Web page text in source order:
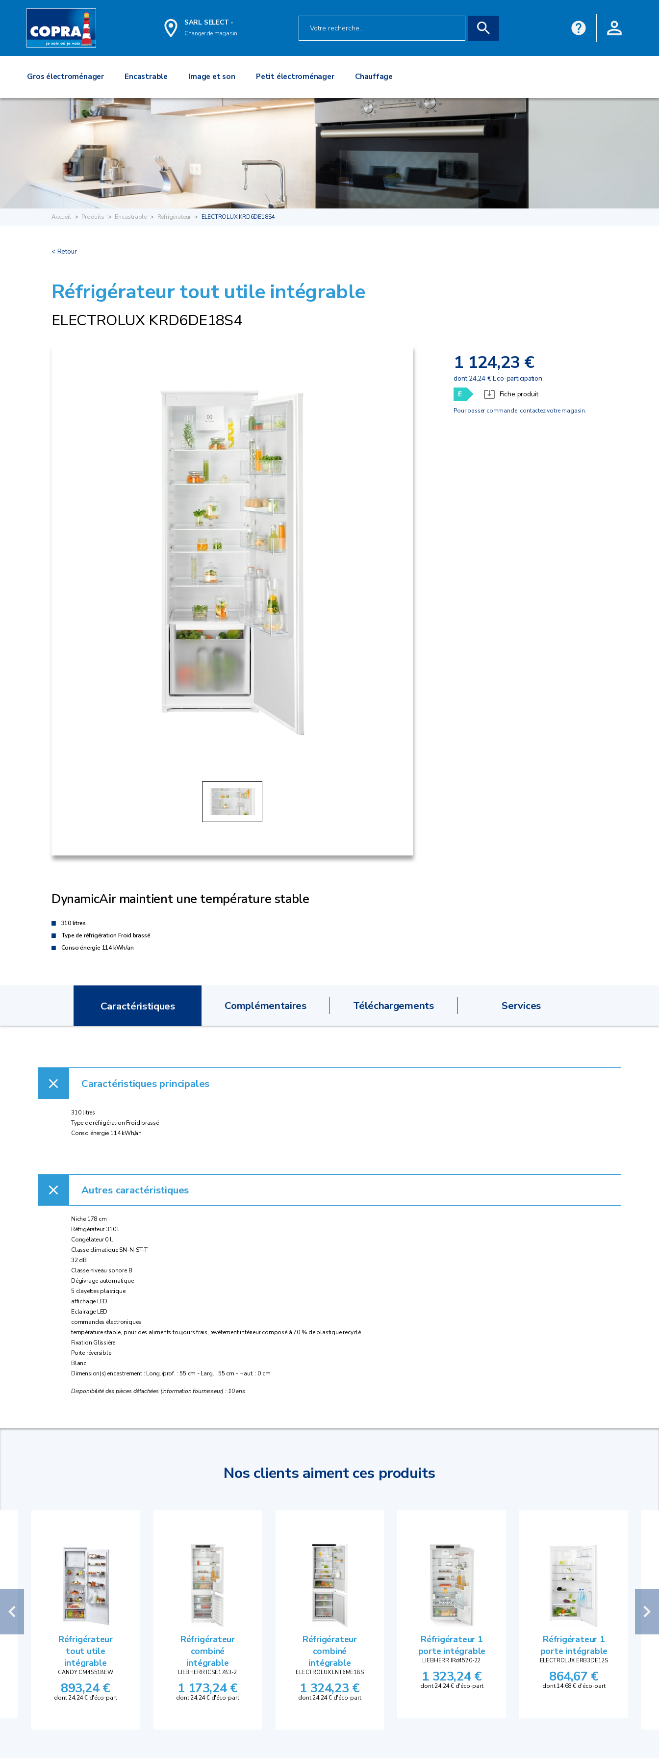
SARL SELECT -
Changer de magasin
Gros électroménager Encastrable Image et son Petit électroménager Chauffage
Accueil Produits Encastrable Réfrigérateur ELECTROLUX KRD6DE18S4
< Retour
Réfrigérateur tout utile intégrable
ELECTROLUX KRD6DE18S4
1 124,23 €
dont 24,24 € Eco-participation
E
Fiche produit
Pour passer commande, contactez votre magasin.
DynamicAir maintient une température stable
310 litres
Type de réfrigération Froid brassé
Conso énergie 114 kWh/an
Caractéristiques Complémentaires Téléchargements Services
Caractéristiques principales
310 litres
Type de réfrigération Froid brassé
Conso énergie 114 kWh/an
Autres caractéristiques
Niche 178 cm
Réfrigérateur 310 l.
Congélateur 0 l.
Classe climatique SN-N-ST-T
32 dB
Classe niveau sonore B
Dégivrage automatique
5 clayettes plastique
affichage LED
Eclairage LED
commandes électroniques
température stable, pour des aliments toujours frais, revêtement intérieur composé à 70 % de plastique recyclé
Fixation Glissière
Porte réversible
Blanc
Dimension(s) encastrement : Long./prof. : 55 cm - Larg. : 55 cm - Haut. : 0 cm
Disponibilité des pièces détachées (information fournisseur) : 10 ans
Nos clients aiment ces produits
Réfrigérateur
tout utile
intégrable
CANDY CM4S518EW
893,24 €
dont 24,24 € d'éco-part
Réfrigérateur
combiné
intégrable
LIEBHERR ICSE1783-2
1 173,24 €
dont 24,24 € d'éco-part
Réfrigérateur
combiné
intégrable
ELECTROLUX LNT6ME18S
1 324,23 €
dont 24,24 € d'éco-part
Réfrigérateur 1
porte intégrable
LIEBHERR IRd4520-22
1 323,24 €
dont 24,24 € d'éco-part
Réfrigérateur 1
porte intégrable
ELECTROLUX ERB3DE12S
864,67 €
dont 14,68 € d'éco-part